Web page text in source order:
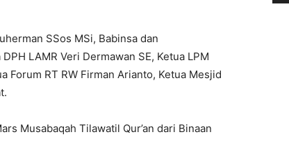
SSos MSi, Babinsa dan
LAMR Veri Dermawan SE, Ketua LPM
Forum RT RW Firman Arianto, Ketua Mesjid
Musabaqah Tilawatil Qur’an dari Binaan